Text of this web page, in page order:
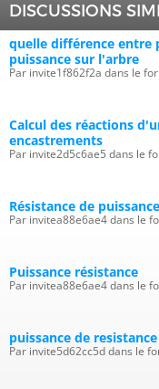
DISCUSSIONS
quelle différence entre
puissance sur l'arbre
Par invite1f862f2a dans le
Calcul des réactions
encastrements
Par invite2d5c6ae5 dans le
Résistance de
Par invitea88e6ae4 dans le
Puissance résistance
Par invitea88e6ae4 dans le
puissance de resistance
Par invite5d62cc5d dans le